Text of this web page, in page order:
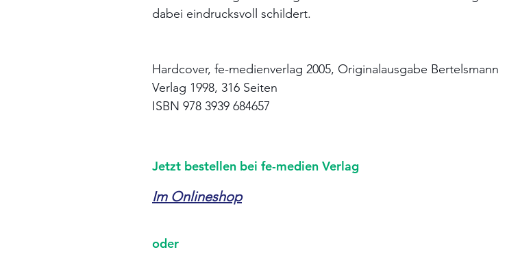
dabei eindrucksvoll schildert.
Hardcover, fe-medienverlag 2005, Originalausgabe Bertelsmann
Verlag 1998, 316 Seiten
ISBN 978 3939 684657
Jetzt bestellen bei fe-medien Verlag
Im Onlineshop
oder